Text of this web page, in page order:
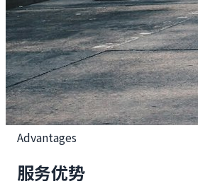
Advantages
服务优势